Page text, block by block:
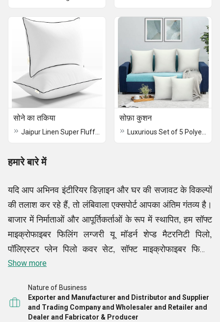
सोने का तकिया सोफ़ा कुशन
हमारे बारे में
यदि आप अभिनव इंटीरियर डिज़ाइन और घर की सजावट के विकल्पों
की तलाश कर रहे हैं, तो लंबिवाला एक्सपोर्ट आपका अंतिम गंतव्य है।
बाजार में निर्माताओं और आपूर्तिकर्ताओं के रूप में स्थापित, हम सॉफ्ट
माइक्रोफाइबर फिलिंग लग्जरी यू मॉडर्न शेप्ड मैटरनिटी पिलो,
पॉलिएस्टर प्लेन पिलो कवर सेट, सॉफ्ट माइक्रोफाइबर फिलिंग
लग्जरी कम्फर्टर्स, जयपुर लिनन क्विल्टेड मैट्रेस टॉपर्स और इसी
पूरा करते हैं। बेहतरीन कच्चे माल का उपयोग करके सबसे सही
तरीके से तैयार किए गए, उत्पाद वांछित विशेषताओं का प्रतिनिधित्व
Show more
Nature of Business
Exporter and Manufacturer and Distributor and Supplier
and Trading Company and Wholesaler and Retailer and
Dealer and Fabricator & Producer